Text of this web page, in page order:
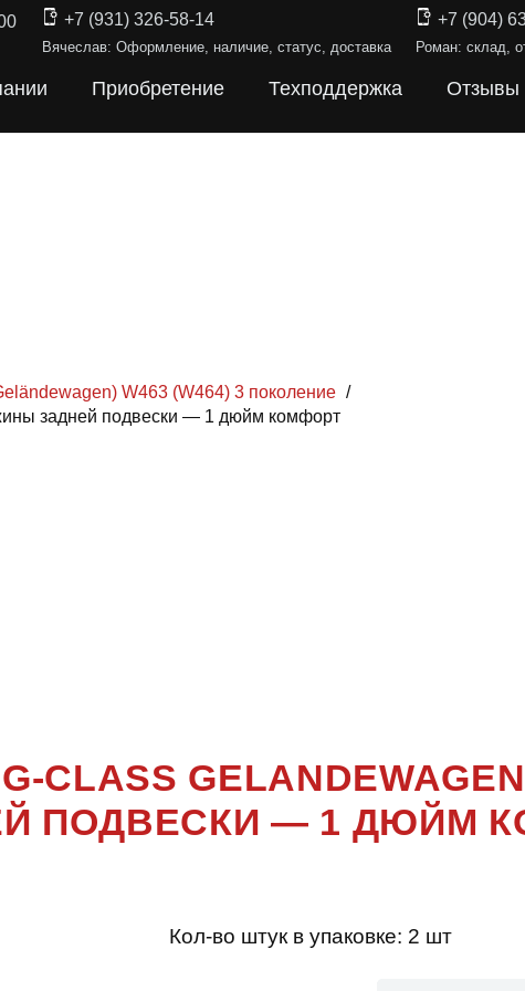
+7 (931) 326-58-14
Вячеслав: Оформление, наличие, статус, доставка
+7 (904)
Роман: склад,
Приобретение Техподдержка Отзывы
W463 (W464) 3 поколение /
задней подвески — 1 дюйм комфорт
3
G-CLASS
ПОДВЕСКИ — 1 ДЮЙМ
Кол-во штук в упаковке: 2 шт